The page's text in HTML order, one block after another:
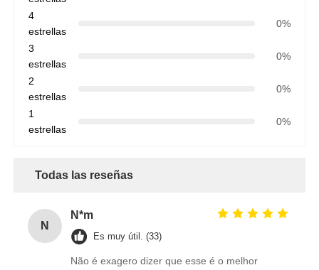
4
estrellas
0%
3
estrellas
0%
2
estrellas
0%
1
estrellas
0%
Todas las reseñas
N
N*m
Es muy útil. (33)
Não é exagero dizer que esse é o melhor